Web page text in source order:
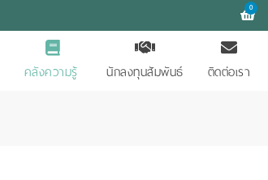
0
คลังความรู้ นักลงทุนสัมพันธ์ ติดต่อเรา